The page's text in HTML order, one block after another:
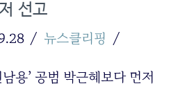
선고
뉴스클리핑
용’ 공범 박근혜보다 먼저